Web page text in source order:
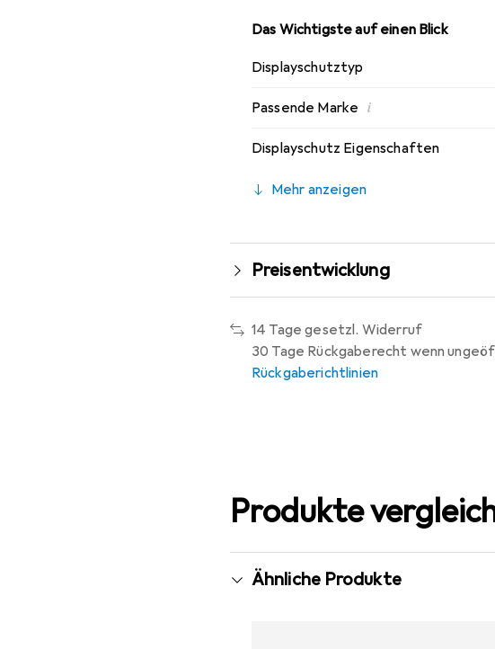
Das Wichtigste auf einen Blick
Displayschutztyp
Passende Marke i
Displayschutz Eigenschaften
Mehr anzeigen
Preisentwicklung
14 Tage gesetzl. Widerruf
30 Tage Rückgaberecht wenn
Rückgaberichtlinien
Produkte
Ähnliche Produkte